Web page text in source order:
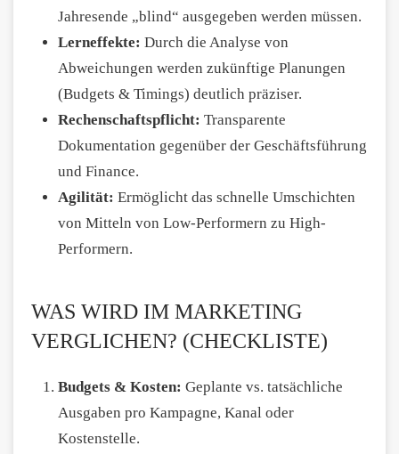
Jahresende „blind“ ausgegeben werden müssen.
Lerneffekte: Durch die Analyse von
Abweichungen werden zukünftige Planungen
(Budgets & Timings) deutlich präziser.
Rechenschaftspflicht: Transparente
Dokumentation gegenüber der Geschäftsführung
und Finance.
Agilität: Ermöglicht das schnelle Umschichten
von Mitteln von Low-Performern zu High-
Performern.
WAS WIRD IM MARKETING
VERGLICHEN? (CHECKLISTE)
Budgets & Kosten: Geplante vs. tatsächliche
Ausgaben pro Kampagne, Kanal oder
Kostenstelle.